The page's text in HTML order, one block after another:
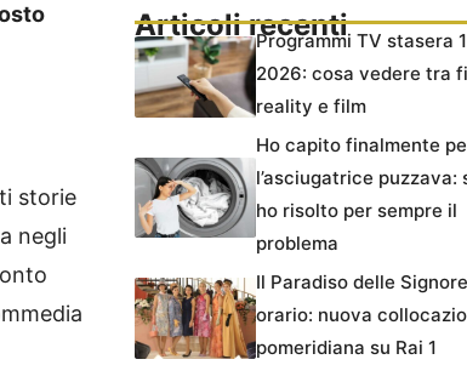
storie
negli
Articoli recentiProgrammi TV stasera
2026: cosa vedere tra
reality e film
Ho capito finalmente
l’asciugatrice puzzava:
ho risolto per sempre il
problema
Il Paradiso delle
orario: nuova
pomeridiana su Rai 1